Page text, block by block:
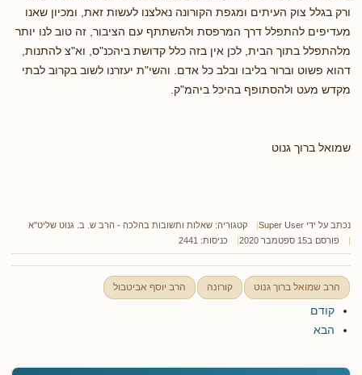
ורק בגלל צוק העיתים ומגפת הקורונה נאלצנו לעשות זאת, ומכיון שאנו
מעדיפים להתפלל דרך המרפסת ולהשתתף עם הציבור, זה טוב לנו יותר
מלהתפלל בתוך הבית, לכן אין בזה כלל קדושת ביהכנ"ס, וא"צ להתנות,
דהוא פשוט וברור בליבו ובלב כל אדם. והשי"ת יעזרנו לשוב בקרוב לבתי
מקדש מעט ולהסתופף בהיכל ביהמ"ק.
שמואל ברוך גנוט
נכתב על ידי Super User קטגוריה: שאלות ותשובות בהלכה - הרב ש. ב. גנוט שליט"א
פורסם ב15 ספטמבר 2020
כניסות: 2441
הרב שמואל ברוך גנוט קורונה הרב יוסף אביטבול
קודם
הבא